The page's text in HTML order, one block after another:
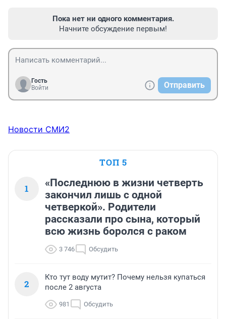
Пока нет ни одного комментария.
Начните обсуждение первым!
Гость
Войти
Отправить
Новости СМИ2
ТОП 5
1
«Последнюю в жизни четверть
закончил лишь с одной
четверкой». Родители
рассказали про сына, который
всю жизнь боролся с раком
3 746 Обсудить
2
Кто тут воду мутит? Почему нельзя купаться
после 2 августа
981 Обсудить